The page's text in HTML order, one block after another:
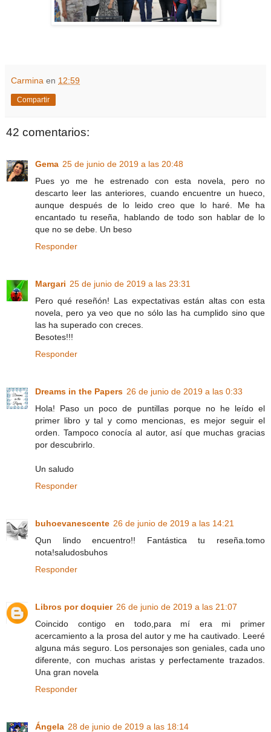
Carmina en 12:59
Compartir
42 comentarios:
Gema 25 de junio de 2019 a las 20:48
Pues yo me he estrenado con esta novela, pero no
descarto leer las anteriores, cuando encuentre un hueco,
aunque después de lo leido creo que lo haré. Me ha
encantado tu reseña, hablando de todo son hablar de lo
que no se debe. Un beso
Responder
Margari 25 de junio de 2019 a las 23:31
Pero qué reseñón! Las expectativas están altas con esta
novela, pero ya veo que no sólo las ha cumplido sino que
las ha superado con creces.
Besotes!!!
Responder
Dreams in the Papers 26 de junio de 2019 a las 0:33
Hola! Paso un poco de puntillas porque no he leído el
primer libro y tal y como mencionas, es mejor seguir el
orden. Tampoco conocía al autor, así que muchas gracias
por descubrirlo.
Un saludo
Responder
buhoevanescente 26 de junio de 2019 a las 14:21
Qun lindo encuentro!! Fantástica tu reseña.tomo
nota!saludosbuhos
Responder
Libros por doquier 26 de junio de 2019 a las 21:07
Coincido contigo en todo,para mí era mi primer
acercamiento a la prosa del autor y me ha cautivado. Leeré
alguna más seguro. Los personajes son geniales, cada uno
diferente, con muchas aristas y perfectamente trazados.
Una gran novela
Responder
Ángela 28 de junio de 2019 a las 18:14